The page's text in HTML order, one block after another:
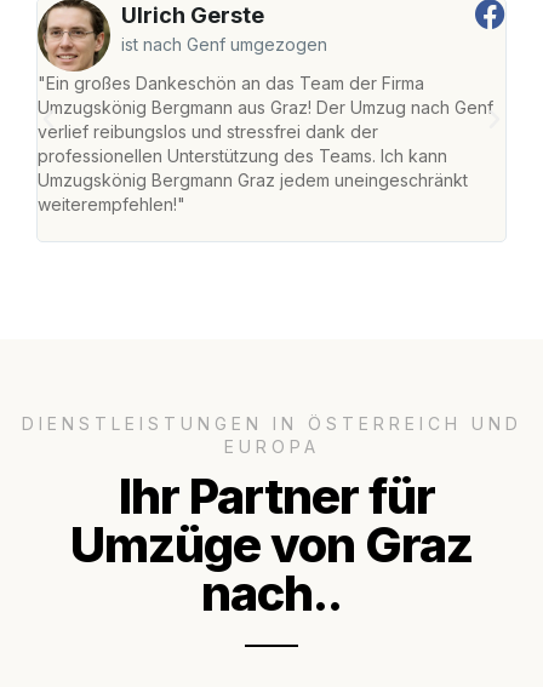
Ulrich Gerste
ist nach Genf umgezogen
"Ein großes Dankeschön an das Team der Firma
Umzugskönig Bergmann aus Graz! Der Umzug nach Genf
verlief reibungslos und stressfrei dank der
professionellen Unterstützung des Teams. Ich kann
Umzugskönig Bergmann Graz jedem uneingeschränkt
weiterempfehlen!"
DIENSTLEISTUNGEN IN ÖSTERREICH UND
EUROPA
Ihr Partner für
Umzüge von Graz
nach..